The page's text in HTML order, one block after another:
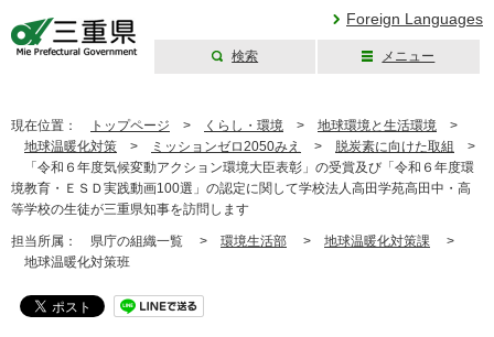
Foreign Languages
検索 メニュー
現在位置： トップページ > くらし・環境 > 地球環境と生活環境 >
地球温暖化対策 > ミッションゼロ2050みえ > 脱炭素に向けた取組
>
「令和６年度気候変動アクション環境大臣表彰」の受賞及び「令和６年度環
境教育・ＥＳＤ実践動画100選」の認定に関して学校法人高田学苑高田中・高
等学校の生徒が三重県知事を訪問します
担当所属： 県庁の組織一覧 > 環境生活部 > 地球温暖化対策課 >
地球温暖化対策班